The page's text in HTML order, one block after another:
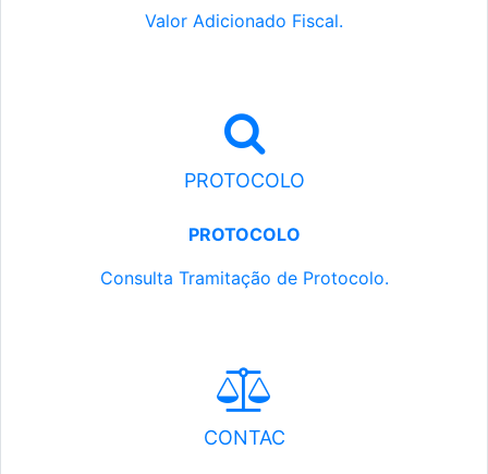
Valor Adicionado Fiscal.
PROTOCOLO
PROTOCOLO
Consulta Tramitação de Protocolo.
CONTAC